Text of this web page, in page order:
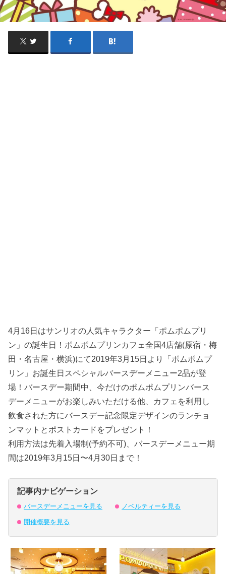
4月16日はサンリオの人気キャラクター「ポムポムプリ
ン」の誕生日！ポムポムプリンカフェ全国4店舗(原宿・梅
田・名古屋・横浜)にて2019年3月15日より「ポムポムプ
リン」お誕生日スペシャルバースデーメニュー2品が登
場！バースデー期間中、今だけのポムポムプリンバース
デーメニューがお楽しみいただける他、カフェを利用し
飲食された方にバースデー記念限定デザインのランチョ
ンマットとポストカードをプレゼント！
利用方法は先着入場制(予約不可)、バースデーメニュー期
間は2019年3月15日〜4月30日まで！
記事内ナビゲーション
バースデーメニューを見る ノベルティーを見る
開催概要を見る